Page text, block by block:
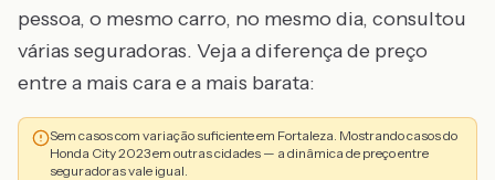
pessoa, o mesmo carro, no mesmo dia, consultou
várias seguradoras. Veja a diferença de preço
entre a mais cara e a mais barata:
Sem casos com variação suficiente em Fortaleza. Mostrando casos do
Honda City 2023 em outras cidades — a dinâmica de preço entre
seguradoras vale igual.